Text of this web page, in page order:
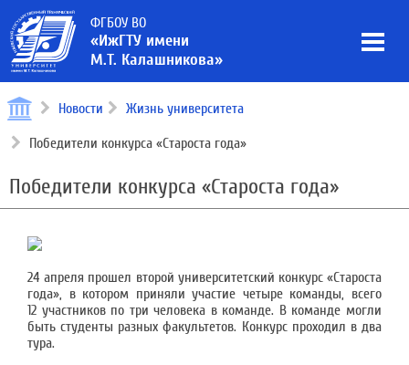
ФГБОУ ВО
«ИжГТУ имени
М.Т. Калашникова»
Новости Жизнь университета
Победители конкурса «Староста года»
Победители конкурса «Староста года»
24 апреля прошел второй университетский конкурс «Староста
года», в котором приняли участие четыре команды, всего
12 участников по три человека в команде. В команде могли
быть студенты разных факультетов. Конкурс проходил в два
тура.